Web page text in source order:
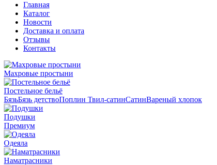
Главная
Каталог
Новости
Доставка и оплата
Отзывы
Контакты
Махровые простыни
Постельное бельё
БязьБязь детствоПоплин Твил-сатинСатинВареный хлопок
Подушки
Премиум
Одеяла
Наматрасники